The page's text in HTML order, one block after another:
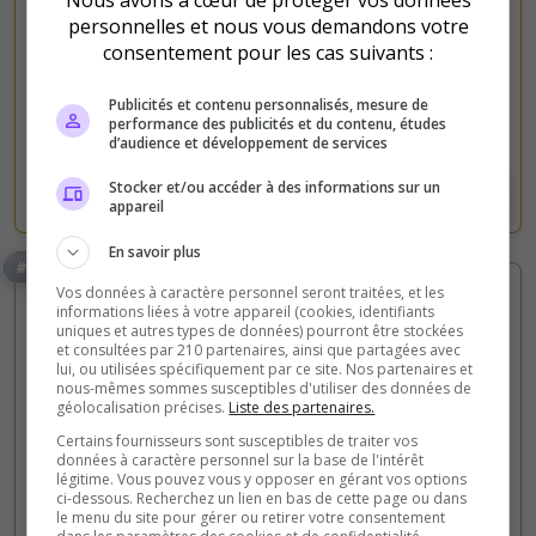
0
votes
1
clics
50 Slots
Voir le serveur Voter
#2
PVP Roleplay Semi-PVE
GIGA HELL
Serveur PVP console cross platform ouvert à tous.
personnelles et nous vous demandons votre
consentement pour les cas suivants :
Publicités et contenu personnalisés, mesure de
performance des publicités et du contenu, études
d’audience et développement de services
Stocker et/ou accéder à des informations sur un
appareil
En savoir plus
Vos données à caractère personnel seront traitées, et les
informations liées à votre appareil (cookies, identifiants
uniques et autres types de données) pourront être stockées
et consultées par 210 partenaires, ainsi que partagées avec
lui, ou utilisées spécifiquement par ce site. Nos partenaires et
nous-mêmes sommes susceptibles d'utiliser des données de
géolocalisation précises. Liste des partenaires.
Certains fournisseurs sont susceptibles de traiter vos
données à caractère personnel sur la base de l'intérêt
légitime. Vous pouvez vous y opposer en gérant vos options
ci-dessous. Recherchez un lien en bas de cette page ou dans
le menu du site pour gérer ou retirer votre consentement